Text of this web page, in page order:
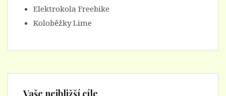
Elektrokola Freebike
Koloběžky Lime
Vaše nejbližší cíle